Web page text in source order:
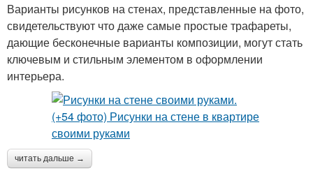
Варианты рисунков на стенах, представленные на фото,
свидетельствуют что даже самые простые трафареты,
дающие бесконечные варианты композиции, могут стать
ключевым и стильным элементом в оформлении
интерьера.
читать дальше →